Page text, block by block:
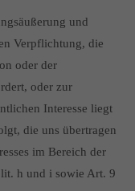
und
Verpflichtung, die
oder der
oder zur
Interesse liegt
die uns übertragen
im Bereich der
h und i sowie Art. 9